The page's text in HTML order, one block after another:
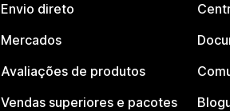
Envio direto
Mercados
Avaliações de produtos
Vendas superiores e pacotes